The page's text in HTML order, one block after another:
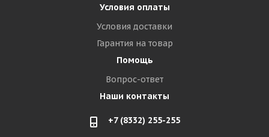
Условия оплаты
Условия доставки
Гарантия на товар
Помощь
Вопрос-ответ
Наши контакты
+7 (8332) 255-255